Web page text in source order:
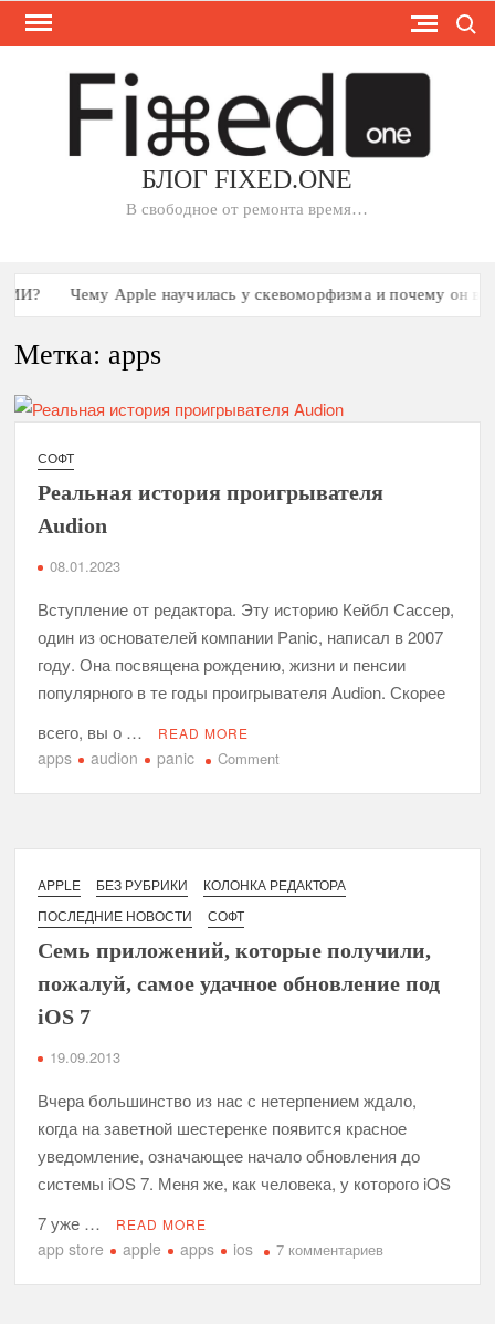
Skip
БЛОГ FIXED.ONE
В свободное от ремонта время…
Чему Apple научилась у скевоморфизма и почему он все
Метка: apps
СОФТ
Реальная история проигрывателя
Audion
08.01.2023
Вступление от редактора. Эту историю Кейбл Сассер,
один из основателей компании Panic, написал в 2007
году. Она посвящена рождению, жизни и пенсии
популярного в те годы проигрывателя Audion. Скорее
всего, вы о …
READ MORE
apps audion panic Commenton
Audion
APPLE БЕЗ РУБРИКИ
КОЛОНКА РЕДАКТОРА
ПОСЛЕДНИЕ НОВОСТИ
СОФТ
Семь приложений, которые получили,
пожалуй, самое удачное обновление под
iOS 7
19.09.2013
Вчера большинство из нас с нетерпением ждало,
когда на заветной шестеренке появится красное
уведомление, означающее начало обновления до
системы iOS 7. Меня же, как человека, у которого iOS
7 уже …
READ MORE
app store apple apps ios 7 комментариев